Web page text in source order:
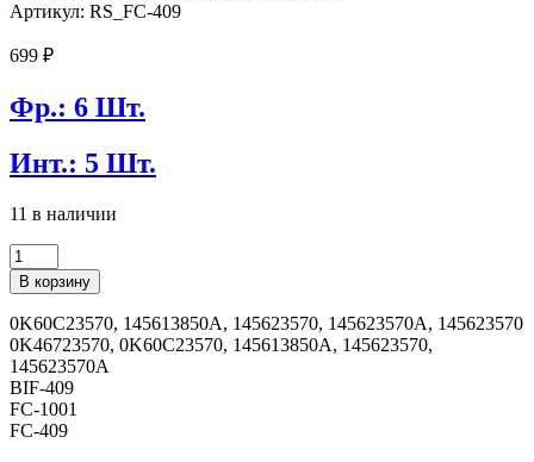
Артикул: RS_FC-409
699 ₽
Фр.: 6 Шт.
Инт.: 5 Шт.
11 в наличии
Количество
товара
Фильтр
топливный
REDSKIN
FC-
409
В корзину
0K60C23570, 145613850A, 145623570, 145623570A, 145623570
0K46723570, 0K60C23570, 145613850A, 145623570,
145623570A
BIF-409
FC-1001
FC-409